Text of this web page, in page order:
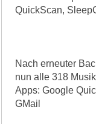
QuickScan,
Nach erneuter
nun alle 318
Apps: Google
GMail